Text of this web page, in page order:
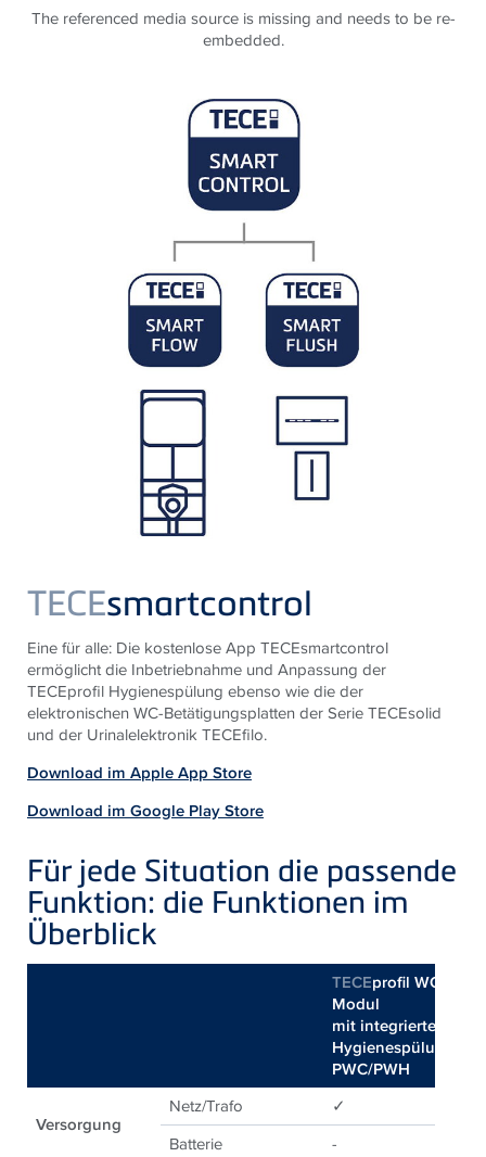
The referenced media source is missing and needs to be re-
embedded.
TECEsmartcontrol
Eine für alle: Die kostenlose App TECEsmartcontrol
ermöglicht die Inbetriebnahme und Anpassung der
TECEprofil Hygienespülung ebenso wie die der
elektronischen WC-Betätigungsplatten der Serie TECEsolid
und der Urinalelektronik TECEfilo.
Download im Apple App Store
Download im Google Play Store
Für jede Situation die passende
Funktion: die Funktionen im
Überblick
TECEprofil WC-
Modul
mit integrierter
Hygienespülung
PWC/PWH
Versorgung
Netz/Trafo ✓
Batterie
-